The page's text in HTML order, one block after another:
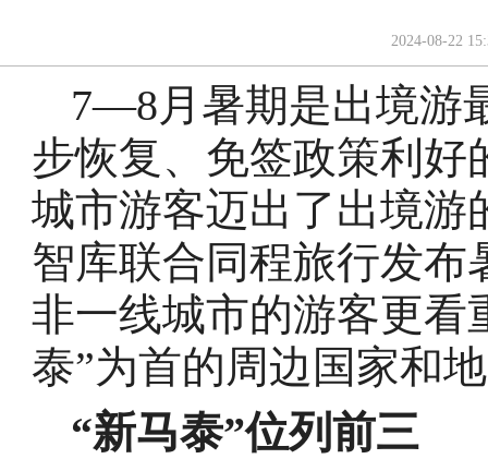
2024-08-22
7—8月暑期是出境游
步恢复、免签政策利好
城市游客迈出了出境游
智库联合同程旅行发
非一线城市的游客更看
泰”为首的周边国家和
“新马泰”位列前三